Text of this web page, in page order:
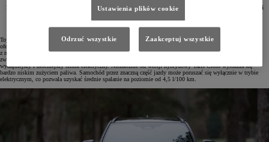
Polscy klienci kupili już ponad 50 tysięcy egzemplarzy hybrydowej Toyoty Yaris Cross. Ten miejski
crossover jest europejskim bestsellerem marki oraz liderem segmentu B-SUV, zdobywając dużą
popularność dzięki nowoczesnej, atrakcyjnej stylistyce, bogatemu wyposażeniu oraz oszczędnym
i wydajnym napędom hybrydowym o mocy 116 KM lub 130 KM.
Toyota Yaris Cross trafiła na polski rynek pod koniec 2021 roku. Początkowo ten miejski crossover był
oferowany wyłącznie z hybrydowym układem napędowym o mocy 116 KM dostępnym zarówno w wersji
z napędem na przednią oś, jak i z inteligentnym systemem napędu na cztery koła AWD-i. W 2024 roku
zwiększono gamę o 130-konną odmianę zelektryfikowanego napędu wyposażoną w nową przekładnię oraz
wydajniejszy i mocniejszy silnik elektryczny. Niezależnie od wersji hybrydowy Yaris Cross wyróżnia się
bardzo niskim zużyciem paliwa. Samochód przez znaczną część jazdy może poruszać się wyłącznie w trybie
elektrycznym, co pozwala uzyskać średnie spalanie na poziomie od 4,5 l/100 km.
Ustawienia plików cookie
Odrzuć wszystkie Zaakceptuj wszystkie